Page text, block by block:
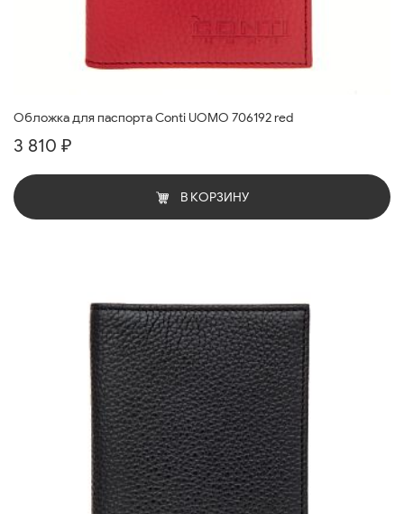
Обложка для паспорта Conti UOMO 706192 red
3 810 ₽
В КОРЗИНУ